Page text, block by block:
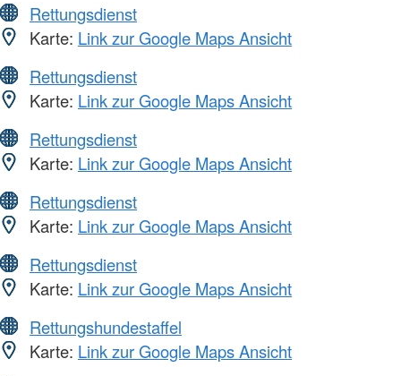
Rettungsdienst
Karte: Link zur Google Maps Ansicht
Rettungsdienst
Karte: Link zur Google Maps Ansicht
Rettungsdienst
Karte: Link zur Google Maps Ansicht
Rettungsdienst
Karte: Link zur Google Maps Ansicht
Rettungsdienst
Karte: Link zur Google Maps Ansicht
Rettungshundestaffel
Karte: Link zur Google Maps Ansicht